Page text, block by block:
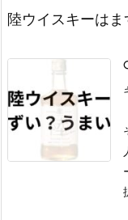
陸ウイスキーは